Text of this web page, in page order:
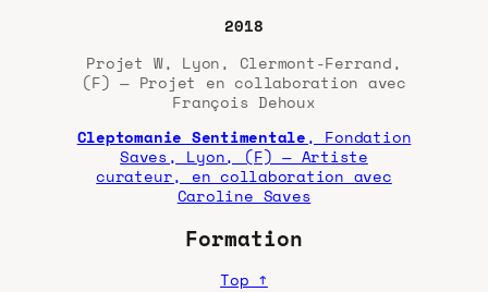
2018
Projet W, Lyon, Clermont-Ferrand,
(F) — Projet en collaboration avec
François Dehoux
Cleptomanie Sentimentale, Fondation
Saves, Lyon, (F) — Artiste
curateur, en collaboration avec
Caroline Saves
Formation
Top ↑